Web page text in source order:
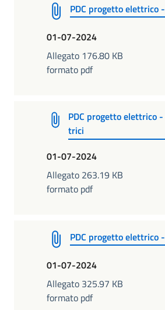
PDC progetto elettrico
01-07-2024
Allegato 176.80 KB
formato pdf
PDC progetto elettrico
trici
01-07-2024
Allegato 263.19 KB
formato pdf
PDC progetto elettrico
01-07-2024
Allegato 325.97 KB
formato pdf